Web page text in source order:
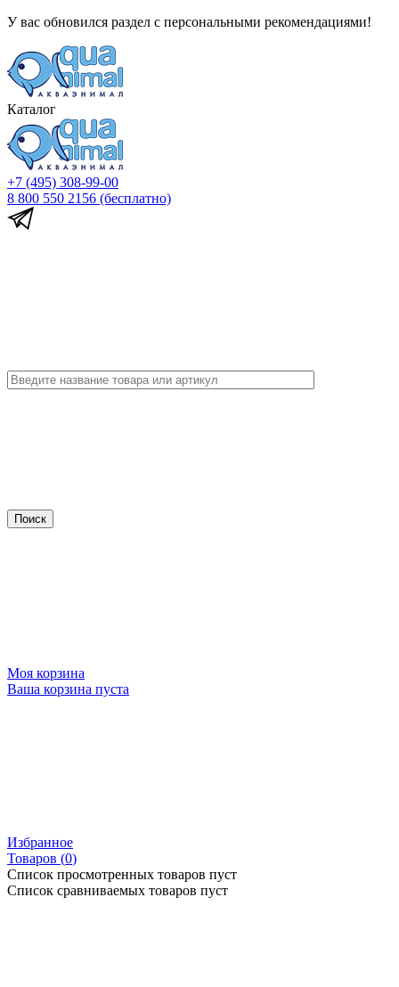
У вас обновился раздел с персональными рекомендациями!
Каталог
+7 (495) 308-99-00
8 800 550 2156 (бесплатно)
Моя корзина
Ваша корзина пуста
Избранное
Товаров (0)
Список просмотренных товаров пуст
Список сравниваемых товаров пуст